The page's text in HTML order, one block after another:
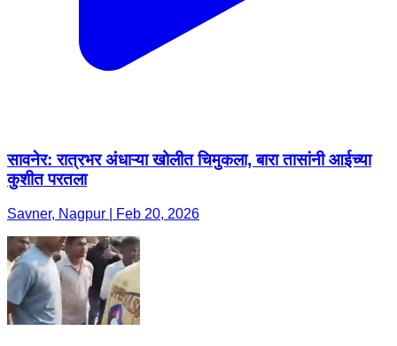
सावनेर: रात्रभर अंधाऱ्या खोलीत चिमुकला, बारा तासांनी आईच्या
कुशीत परतला
Savner, Nagpur | Feb 20, 2026